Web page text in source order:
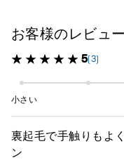
お客様のレビュー
5(3)
小さい
裏起毛で手触りもよ
ン